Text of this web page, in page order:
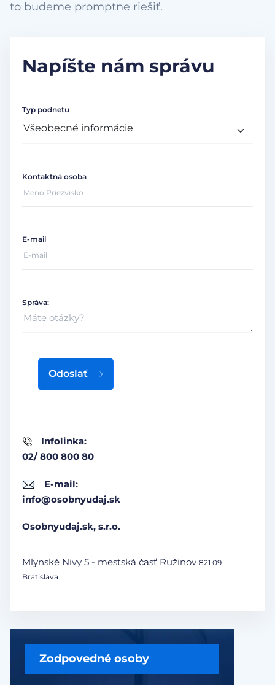
to budeme promptne riešiť.
Zodpovedné osoby
Napíšte nám správu
Infolinka:
02/ 800 800 80
E-mail:
info@osobnyudaj.sk
Osobnyudaj.sk, s.r.o.
Mlynské Nivy 5 - mestská časť Ružinov 821 09
Bratislava
Typ podnetu
Kontaktná osoba
E-mail
Správa:
Odoslať